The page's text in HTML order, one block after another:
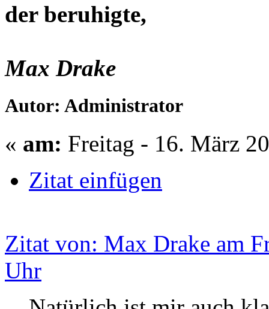
der beruhigte,
Max Drake
Autor: Administrator
« am: Freitag - 16. März
Zitat einfügen
Zitat von: Max Drake am
Uhr